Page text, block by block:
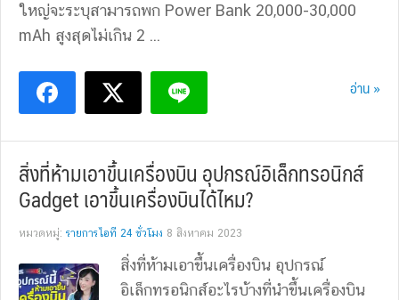
ใหญ่จะระบุสามารถพก Power Bank 20,000-30,000
mAh สูงสุดไม่เกิน 2 ...
อ่าน »
สิ่งที่ห้ามเอาขึ้นเครื่องบิน อุปกรณ์อิเล็กทรอนิกส์
Gadget เอาขึ้นเครื่องบินได้ไหม?
หมวดหมู่: รายการไอที 24 ชั่วโมง 8 สิงหาคม 2023
สิ่งที่ห้ามเอาขึ้นเครื่องบิน อุปกรณ์
อิเล็กทรอนิกส์อะไรบ้างที่นำขึ้นเครื่องบิน